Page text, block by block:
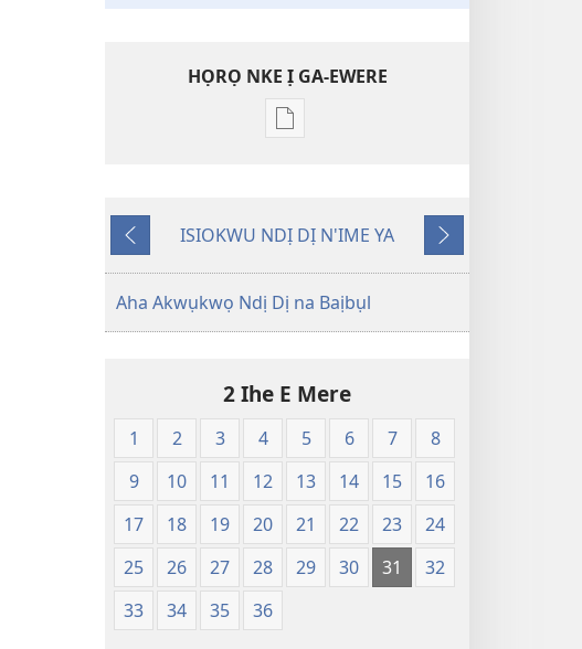
HỌRỌ NKE Ị GA-EWERE
Họrọ
ga-
Baịbụl
Nsọ
Ụwa
Ọhụrụ
nke
Akwụkwọ
Nsọ
(Nke
Mkpo
Ya
Laghachi
ISIOKWU NDỊ DỊ N'IME YA
Gaa
n'Ọzọ
Aha Akwụkwọ Ndị Dị na Baịbụl
2 Ihe E Mere
1 2 3 4 5 6 7
8
9
10 11 12 13 14 15
16
17
18 19 20 21 22 23
24
25
26 27 28 29 30 31
32
33
34 35 36